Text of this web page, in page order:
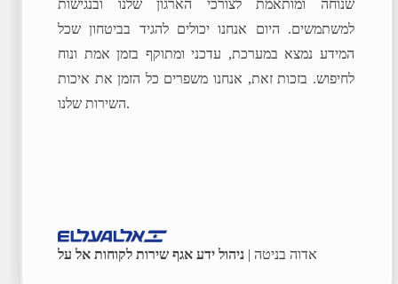
שנוחה ומותאמת לצורכי הארגון שלנו ובנגישות
למשתמשים. היום אנחנו יכולים להגיד בביטחון שכל
המידע נמצא במערכת, עדכני ומתוקף בזמן אמת ונוח
לחיפוש. בזכות זאת, אנחנו משפרים כל הזמן את איכות
השירות שלנו.
אדוה בניטה | ניהול ידע אגף שירות לקוחות אל על